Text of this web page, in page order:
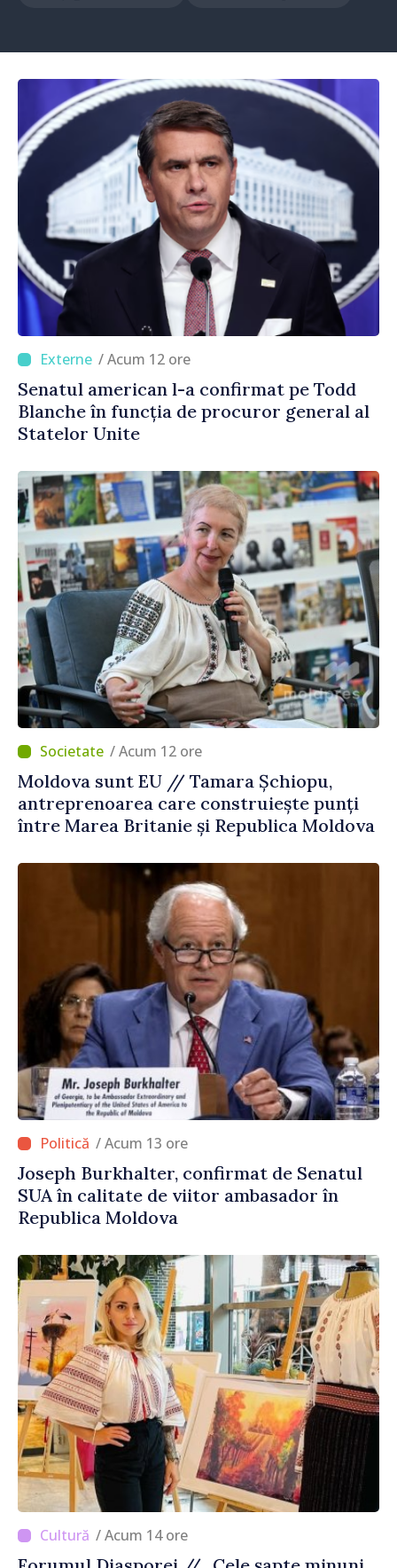
/ Acum 12 ore
Senatul american l-a confirmat pe Todd
Blanche în funcția de procuror general al
Statelor Unite
/ Acum 12 ore
Moldova sunt EU // Tamara Șchiopu,
antreprenoarea care construiește punți
între Marea Britanie și Republica Moldova
/ Acum 13 ore
Joseph Burkhalter, confirmat de Senatul
SUA în calitate de viitor ambasador în
Republica Moldova
/ Acum 14 ore